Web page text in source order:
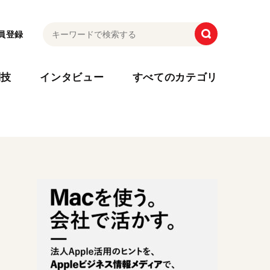
登録
インタビュー すべてのカテゴリ